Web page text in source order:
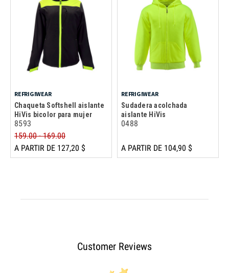
REFRIGIWEAR
Chaqueta Softshell aislante
HiVis bicolor para mujer
8593
159.00 - 169.00
A PARTIR DE 127,20 $
REFRIGIWEAR
Sudadera acolchada
aislante HiVis
0488
A PARTIR DE 104,90 $
Customer Reviews